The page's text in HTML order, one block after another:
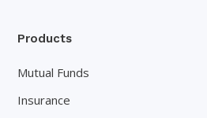
Products
Mutual Funds
Insurance